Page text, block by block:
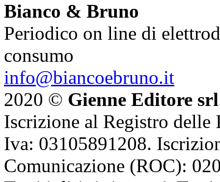
Bianco & Bruno
Periodico on line di
consumo
info@biancoebruno.it
2020 © Gienne Editore srl
Iscrizione al Registro delle
Iva: 03105891208.
Comunicazione (ROC):